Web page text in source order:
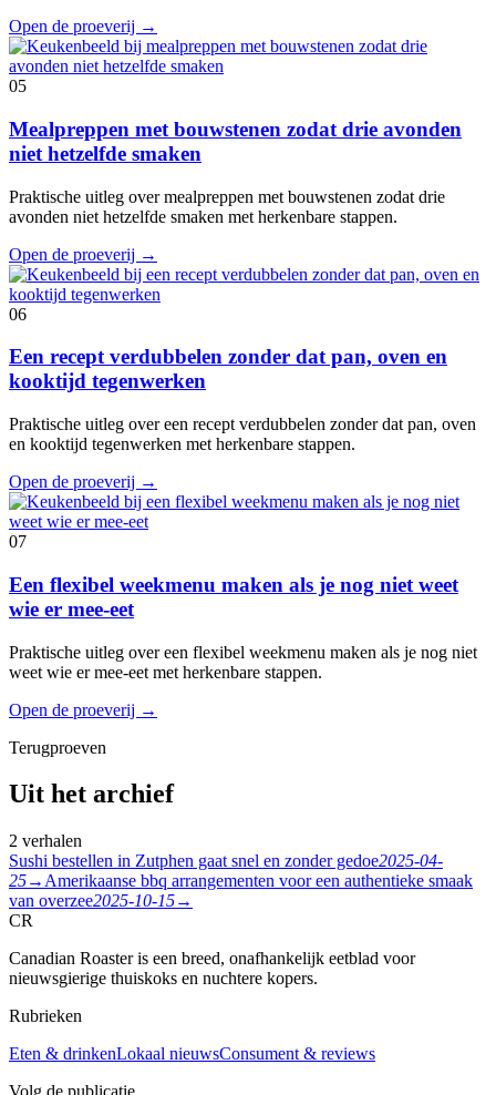
Open de proeverij →
05
Mealpreppen met bouwstenen zodat drie avonden
niet hetzelfde smaken
Praktische uitleg over mealpreppen met bouwstenen zodat drie
avonden niet hetzelfde smaken met herkenbare stappen.
Open de proeverij →
06
Een recept verdubbelen zonder dat pan, oven en
kooktijd tegenwerken
Praktische uitleg over een recept verdubbelen zonder dat pan, oven
en kooktijd tegenwerken met herkenbare stappen.
Open de proeverij →
07
Een flexibel weekmenu maken als je nog niet weet
wie er mee-eet
Praktische uitleg over een flexibel weekmenu maken als je nog niet
weet wie er mee-eet met herkenbare stappen.
Open de proeverij →
Terugproeven
Uit het archief
2 verhalen
Sushi bestellen in Zutphen gaat snel en zonder gedoe2025-04-
25→ Amerikaanse bbq arrangementen voor een authentieke smaak
van overzee2025-10-15→
CR
Canadian Roaster is een breed, onafhankelijk eetblad voor
nieuwsgierige thuiskoks en nuchtere kopers.
Rubrieken
Eten & drinkenLokaal nieuwsConsument & reviews